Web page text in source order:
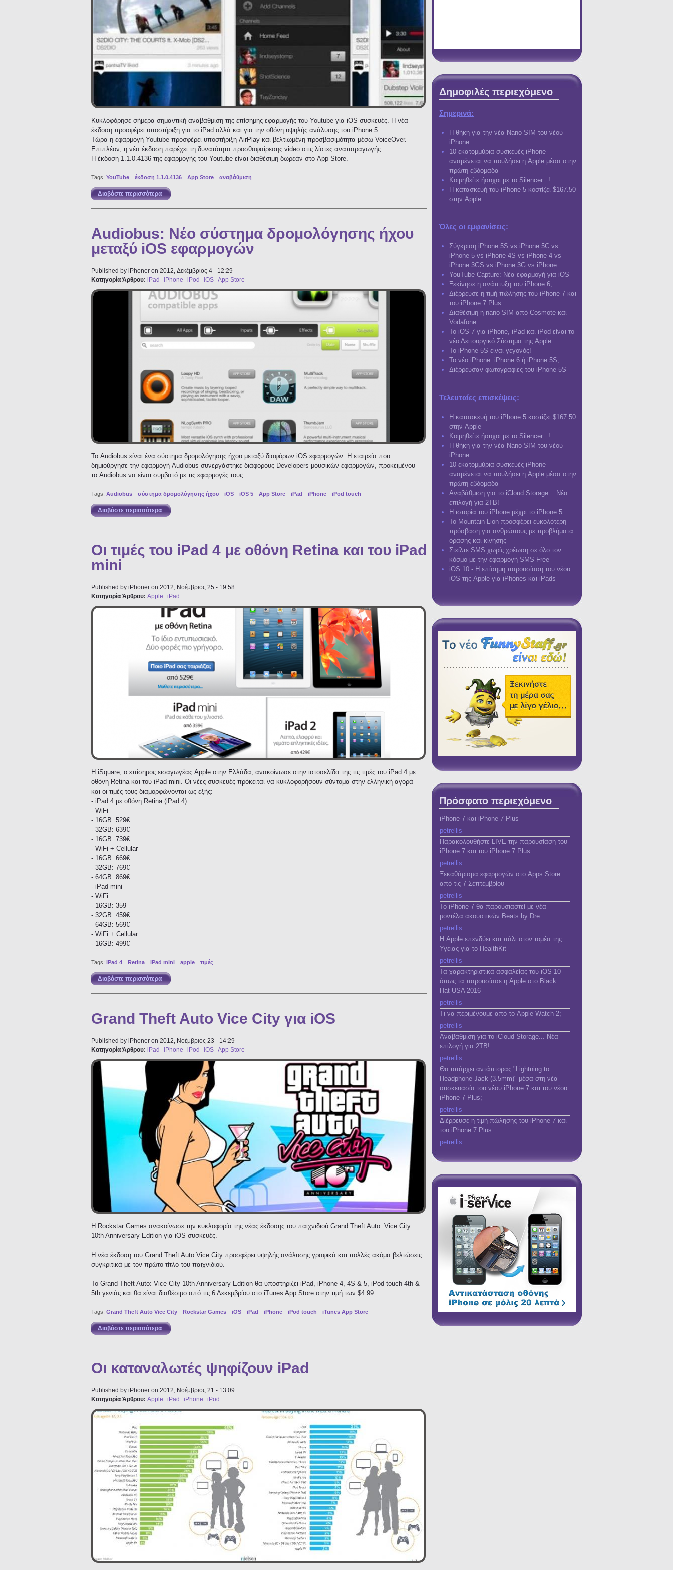
Κυκλοφόρησε σήμερα σημαντική αναβάθμιση της επίσημης εφαρμογής του Youtube για iOS συσκευές. Η νέα
έκδοση προσφέρει υποστήριξη για το iPad αλλά και για την οθόνη υψηλής ανάλυσης του iPhone 5.
Τώρα η εφαρμογή Youtube προσφέρει υποστήριξη AirPlay και βελτιωμένη προσβασιμότητα μέσω VoiceOver.
Επιπλέον, η νέα έκδοση παρέχει τη δυνατότητα προσθαφαίρεσης video στις λίστες αναπαραγωγής.
Η έκδοση 1.1.0.4136 της εφαρμογής του Youtube είναι διαθέσιμη δωρεάν στο App Store.
Tags: YouTube έκδοση 1.1.0.4136 App Store αναβάθμιση
Διαβάστε περισσότερα για Αναβάθμιση της εφαρμογής Youtube
Audiobus: Νέο σύστημα δρομολόγησης ήχου
μεταξύ iOS εφαρμογών
Published by iPhoner on 2012, Δεκέμβριος 4 - 12:29
Κατηγορία Άρθρου: iPad iPhone iPod iOS App Store
Το Audiobus είναι ένα σύστημα δρομολόγησης ήχου μεταξύ διαφόρων iOS εφαρμογών. Η εταιρεία που
δημιούργησε την εφαρμογή Audiobus συνεργάστηκε διάφορους Developers μουσικών εφαρμογών, προκειμένου
το Audiobus να είναι συμβατό με τις εφαρμογές τους.
Tags: Audiobus σύστημα δρομολόγησης ήχου iOS iOS 5 App Store iPad iPhone iPod touch
Διαβάστε περισσότερα για Audiobus: Νέο σύστημα δρομολόγησης ήχου μεταξύ iOS εφαρμογών
Οι τιμές του iPad 4 με οθόνη Retina και του iPad
mini
Published by iPhoner on 2012, Νοέμβριος 25 - 19:58
Κατηγορία Άρθρου: Apple iPad
Η iSquare, ο επίσημος εισαγωγέας Apple στην Ελλάδα, ανακοίνωσε στην ιστοσελίδα της τις τιμές του iPad 4 με
οθόνη Retina και του iPad mini. Οι νέες συσκευές πρόκειται να κυκλοφορήσουν σύντομα στην ελληνική αγορά
και οι τιμές τους διαμορφώνονται ως εξής:
- iPad 4 με οθόνη Retina (iPad 4)
- WiFi
- 16GB: 529€
- 32GB: 639€
- 16GB: 739€
- WiFi + Cellular
- 16GB: 669€
- 32GB: 769€
- 64GB: 869€
- iPad mini
- WiFi
- 16GB: 359
- 32GB: 459€
- 64GB: 569€
- WiFi + Cellular
- 16GB: 499€
Tags: iPad 4 Retina iPad mini apple τιμές
Διαβάστε περισσότερα για Οι τιμές του iPad 4 με οθόνη Retina και του iPad mini
Grand Theft Auto Vice City για iOS
Published by iPhoner on 2012, Νοέμβριος 23 - 14:29
Κατηγορία Άρθρου: iPad iPhone iPod iOS App Store
Η Rockstar Games ανακοίνωσε την κυκλοφορία της νέας έκδοσης του παιχνιδιού Grand Theft Auto: Vice City
10th Anniversary Edition για iOS συσκευές.
Η νέα έκδοση του Grand Theft Auto Vice City προσφέρει υψηλής ανάλυσης γραφικά και πολλές ακόμα βελτώσεις
συγκριτικά με τον πρώτο τίτλο του παιχνιδιού.
Το Grand Theft Auto: Vice City 10th Anniversary Edition θα υποστηρίζει iPad, iPhone 4, 4S & 5, iPod touch 4th &
5th γενιάς και θα είναι διαθέσιμο από τις 6 Δεκεμβρίου στο iTunes App Store στην τιμή των $4.99.
Tags: Grand Theft Auto Vice City Rockstar Games iOS iPad iPhone iPod touch iTunes App Store
Διαβάστε περισσότερα για Grand Theft Auto Vice City για iOS
Οι καταναλωτές ψηφίζουν iPad
Published by iPhoner on 2012, Νοέμβριος 21 - 13:09
Κατηγορία Άρθρου: Apple iPad iPhone iPod
Δημοφιλές περιεχόμενο
Σημερινά:
Η θήκη για την νέα Nano-SIM του νέου
iPhone
10 εκατομμύρια συσκευές iPhone
αναμένεται να πουλήσει η Apple μέσα στην
πρώτη εβδομάδα
Κοιμηθείτε ήσυχοι με το Silencer...!
Η κατασκευή του iPhone 5 κοστίζει $167.50
στην Apple
Όλες οι εμφανίσεις:
Σύγκριση iPhone 5S vs iPhone 5C vs
iPhone 5 vs iPhone 4S vs iPhone 4 vs
iPhone 3GS vs iPhone 3G vs iPhone
YouTube Capture: Νέα εφαρμογή για iOS
Ξεκίνησε η ανάπτυξη του iPhone 6;
Διέρρευσε η τιμή πώλησης του iPhone 7 και
του iPhone 7 Plus
Διαθέσιμη η nano-SIM από Cosmote και
Vodafone
Το iOS 7 για iPhone, iPad και iPod είναι το
νέο Λειτουργικό Σύστημα της Apple
Το iPhone 5S είναι γεγονός!
Το νέο iPhone. iPhone 6 ή iPhone 5S;
Διέρρευσαν φωτογραφίες του iPhone 5S
Τελευταίες επισκέψεις:
Η κατασκευή του iPhone 5 κοστίζει $167.50
στην Apple
Κοιμηθείτε ήσυχοι με το Silencer...!
Η θήκη για την νέα Nano-SIM του νέου
iPhone
10 εκατομμύρια συσκευές iPhone
αναμένεται να πουλήσει η Apple μέσα στην
πρώτη εβδομάδα
Αναβάθμιση για το iCloud Storage... Νέα
επιλογή για 2TB!
Η ιστορία του iPhone μέχρι το iPhone 5
Το Mountain Lion προσφέρει ευκολότερη
πρόσβαση για ανθρώπους με προβλήματα
όρασης και κίνησης
Στείλτε SMS χωρίς χρέωση σε όλο τον
κόσμο με την εφαρμογή SMS Free
iOS 10 - Η επίσημη παρουσίαση του νέου
iOS της Apple για iPhones και iPads
Πρόσφατο περιεχόμενο
iPhone 7 και iPhone 7 Plus
petrellis
Παρακολουθήστε LIVE την παρουσίαση του
iPhone 7 και του iPhone 7 Plus
petrellis
Ξεκαθάρισμα εφαρμογών στο Apps Store
από τις 7 Σεπτεμβρίου
petrellis
Το iPhone 7 θα παρουσιαστεί με νέα
μοντέλα ακουστικών Beats by Dre
petrellis
Η Apple επενδύει και πάλι στον τομέα της
Υγείας για το HealthKit
petrellis
Τα χαρακτηριστικά ασφαλείας του iOS 10
όπως τα παρουσίασε η Apple στο Black
Hat USA 2016
petrellis
Τι να περιμένουμε από το Apple Watch 2;
petrellis
Αναβάθμιση για το iCloud Storage... Νέα
επιλογή για 2TB!
petrellis
Θα υπάρχει αντάπτορας "Lightning to
Headphone Jack (3.5mm)" μέσα στη νέα
συσκευασία του νέου iPhone 7 και του νέου
iPhone 7 Plus;
petrellis
Διέρρευσε η τιμή πώλησης του iPhone 7 και
του iPhone 7 Plus
petrellis